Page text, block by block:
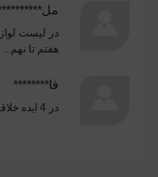
در لیست
هفتم تا نهم...
فا********
در 4 ایده خلاقانه برای چیدمان کتابها